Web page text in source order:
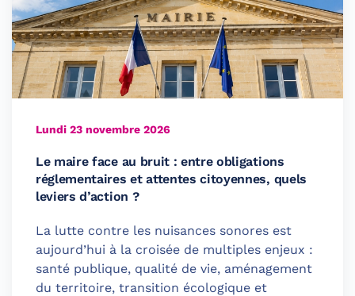
Lundi 23 novembre 2026
Le maire face au bruit : entre obligations
réglementaires et attentes citoyennes, quels
leviers d’action ?
La lutte contre les nuisances sonores est
aujourd’hui à la croisée de multiples enjeux :
santé publique, qualité de vie, aménagement
du territoire, transition écologique et